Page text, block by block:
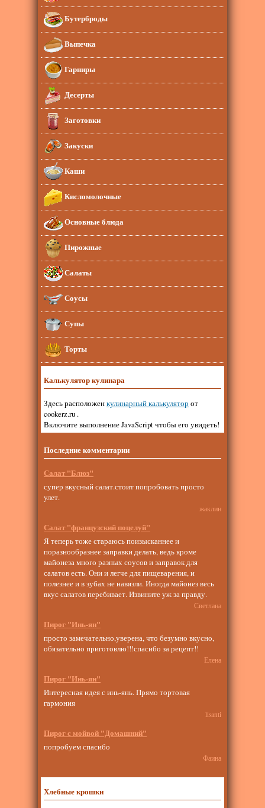
Бутерброды
Выпечка
Гарниры
Десерты
Заготовки
Закуски
Каши
Кисломолочные
Основные блюда
Пирожные
Салаты
Соусы
Супы
Торты
Калькулятор кулинара
Здесь расположенкулинарный калькулятор от
cookerz.ru .
Включите выполнение JavaScript чтобы его увидеть!
Последние комментарии
Салат "Блюз"
супер вкусный салат.стоит попробовать просто
улет.
жаклин
Салат "французский поцелуй"
Я теперь тоже стараюсь поизысканнее и
поразнообразнее заправки делать, ведь кроме
майонеза много разных соусов и заправок для
салатов есть. Они и легче для пищеварения, и
полезнее и в зубах не навязли. Иногда майонез весь
вкус салатов перебивает. Извините уж за правду.
Светлана
Пирог "Инь-ян"
просто замечательно,уверена, что безумно вкусно,
обязательно приготовлю!!!спасибо за рецепт!!
Елена
Пирог "Инь-ян"
Интересная идея с инь-янь. Прямо тортовая
гармония
lisanti
Пирог с мойвой "Домашний"
попробуем спасибо
Фаина
Хлебные крошки